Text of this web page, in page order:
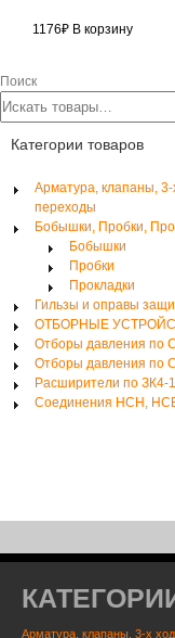
1176₽ В корзину
Поиск
Категории товаров
Арматура, клапаны,
переходы
Бобышки, Пробки,
Бобышки
Пробки
Прокладки
Гильзы и оправы
ОТБОРНЫЕ
Отборы давления по
Отборы давления по
Расширители по ЗК4-
Соединения НСН,
Арматура, клапаны, 3-х